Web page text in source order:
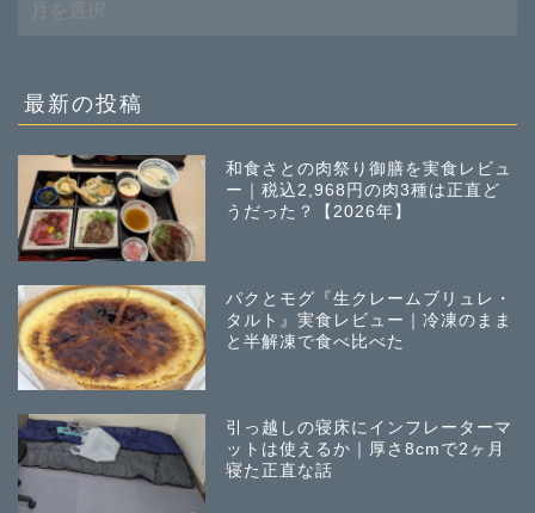
去
稿
最新の投稿
和食さとの肉祭り御膳を実食レビュ
ー｜税込2,968円の肉3種は正直ど
うだった？【2026年】
パクとモグ『生クレームブリュレ・
タルト』実食レビュー｜冷凍のまま
と半解凍で食べ比べた
引っ越しの寝床にインフレーターマ
ットは使えるか｜厚さ8cmで2ヶ月
寝た正直な話